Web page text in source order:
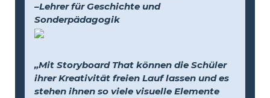
–Lehrer für Geschichte und
Sonderpädagogik
„Mit Storyboard That können die Schüler
ihrer Kreativität freien Lauf lassen und es
stehen ihnen so viele visuelle Elemente